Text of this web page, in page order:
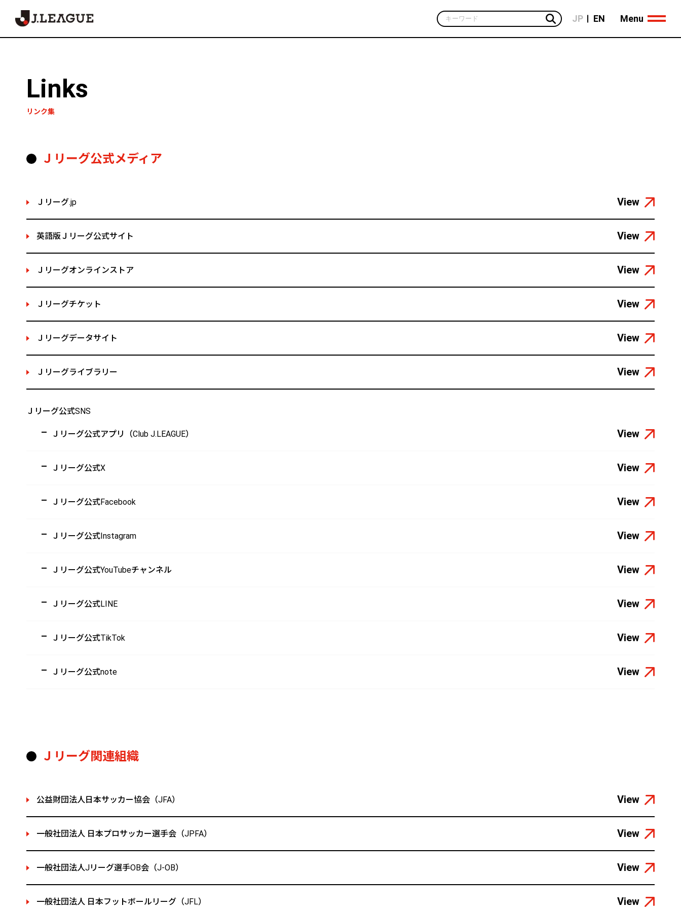
JP EN Menu
Links
リンク集
Ｊリーグ公式メディア
Ｊリーグ.jp View
英語版Ｊリーグ公式サイト View
Ｊリーグオンラインストア View
Ｊリーグチケット View
Ｊリーグデータサイト View
Ｊリーグライブラリー View
Ｊリーグ公式SNS
Ｊリーグ公式アプリ（Club J.LEAGUE） View
Ｊリーグ公式X View
Ｊリーグ公式Facebook View
Ｊリーグ公式Instagram View
Ｊリーグ公式YouTubeチャンネル View
Ｊリーグ公式LINE View
Ｊリーグ公式TikTok View
Ｊリーグ公式note View
Ｊリーグ関連組織
公益財団法人日本サッカー協会（JFA） View
一般社団法人 日本プロサッカー選手会（JPFA） View
一般社団法人Jリーグ選手OB会（J-OB） View
一般社団法人 日本フットボールリーグ（JFL） View